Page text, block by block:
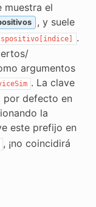
muestra el
, y suele
.
argumentos
. La clave
por defecto en
la
este prefijo en
, ¡no coincidirá